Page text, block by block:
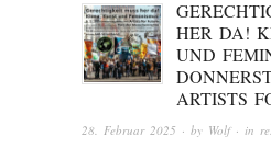
HER DA!
UND
ARTISTS
28. Februar 2025 · by Wolf· in